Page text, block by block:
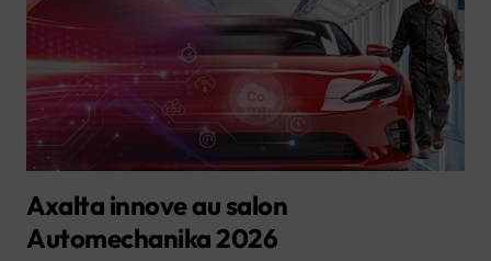
Axalta innove au salon
Automechanika 2026